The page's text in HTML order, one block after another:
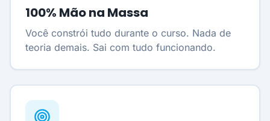
100% Mão na Massa
Você constrói tudo durante o curso. Nada de
teoria demais. Sai com tudo funcionando.